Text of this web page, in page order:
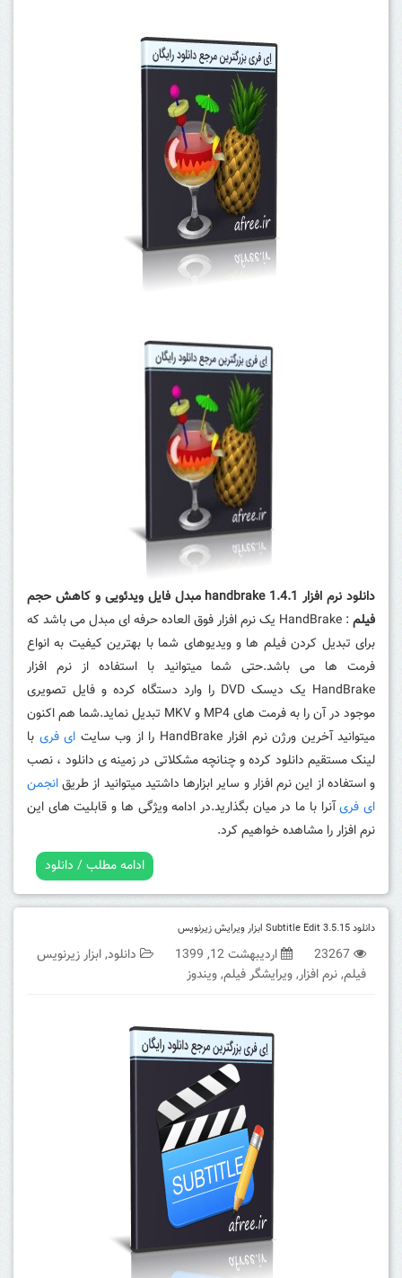
دانلود نرم افزار handbrake 1.4.1 مبدل فایل ویدئویی و کاهش حجم
فیلم
: HandBrake یک نرم افزار فوق العاده حرفه ای مبدل می باشد که
برای تبدیل کردن فیلم ها و ویدیوهای شما با بهترین کیفیت به انواع
فرمت ها می باشد.حتی شما میتوانید با استفاده از نرم افزار
HandBrake یک دیسک DVD را وارد دستگاه کرده و فایل تصویری
موجود در آن را به فرمت های MP4 و MKV تبدیل نماید.شما هم اکنون
میتوانید آخرین ورژن نرم افزار HandBrake را از وب سایت
ای فری با
لینک مستقیم دانلود کرده و چنانچه مشکلاتی در زمینه ی دانلود ، نصب
و استفاده از این نرم افزار و سایر ابزارها داشتید میتوانید از طریقانجمن
ای فریآنرا با ما در میان بگذارید.در ادامه ویژگی ها و قابلیت های این
نرم افزار را مشاهده خواهیم کرد.
ادامه مطلب / دانلود
دانلود Subtitle Edit 3.5.15 ابزار ویرایش زیرنویس
23267 اردیبهشت 12, 1399 دانلود,ابزار زیرنویس
فیلم,نرم افزار,ویرایشگر فیلم,ویندوز